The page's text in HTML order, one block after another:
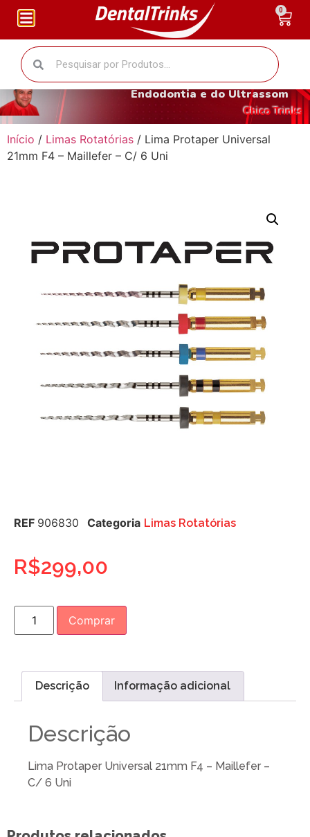
O fantástico mundo da
Endodontia e do Ultrassom
Chico Trinks
Início / Limas Rotatórias / Lima Protaper Universal
21mm F4 – Maillefer – C/ 6 Uni
REF 906830 Categoria Limas Rotatórias
R$299,00
Comprar
Descrição Informação adicional
Descrição
Lima Protaper Universal 21mm F4 – Maillefer –
C/ 6 Uni
0